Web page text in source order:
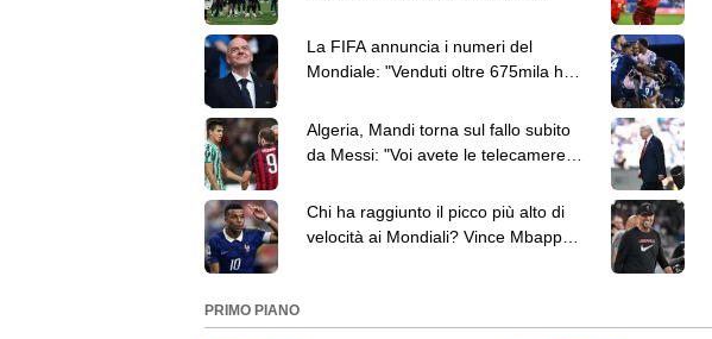
La FIFA annuncia i numeri del
Mondiale: "Venduti oltre 675mila hot
Algeria, Mandi torna sul fallo subito
da Messi: "Voi avete le telecamere,
Chi ha raggiunto il picco più alto di
velocità ai Mondiali? Vince Mbappé
PRIMO PIANO